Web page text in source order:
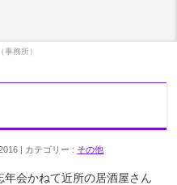
事務所）
カテゴリー : その他
会かねて近所の居酒屋さん